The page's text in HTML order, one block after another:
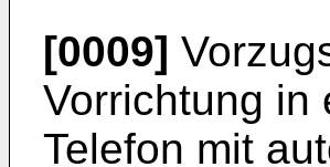
[0009]
Vorrichtung in
Telefon mit